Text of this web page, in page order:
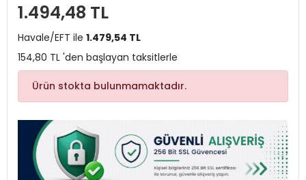
1.494,48 TL
Havale/EFT ile 1.479,54 TL
154,80 TL 'den başlayan taksitlerle
Ürün stokta bulunmamaktadır.